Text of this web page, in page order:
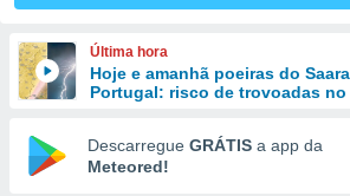
das
e
forma
digital
Última hora
Hoje e amanhã poeiras do
Portugal: risco de trovoadas no
Descarregue GRÁTIS a app da
Meteored!